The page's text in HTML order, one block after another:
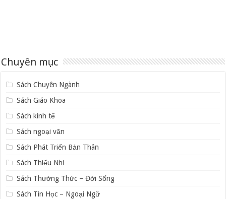
Chuyên mục
Sách Chuyên Ngành
Sách Giáo Khoa
Sách kinh tế
Sách ngoại văn
Sách Phát Triển Bản Thân
Sách Thiếu Nhi
Sách Thường Thức – Đời Sống
Sách Tin Học – Ngoại Ngữ